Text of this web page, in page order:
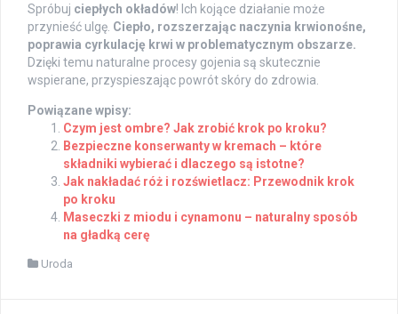
Spróbuj ciepłych okładów! Ich kojące działanie może
przynieść ulgę. Ciepło, rozszerzając naczynia krwionośne,
poprawia cyrkulację krwi w problematycznym obszarze.
Dzięki temu naturalne procesy gojenia są skutecznie
wspierane, przyspieszając powrót skóry do zdrowia.
Powiązane wpisy:
Czym jest ombre? Jak zrobić krok po kroku?
Bezpieczne konserwanty w kremach – które
składniki wybierać i dlaczego są istotne?
Jak nakładać róż i rozświetlacz: Przewodnik krok
po kroku
Maseczki z miodu i cynamonu – naturalny sposób
na gładką cerę
Uroda